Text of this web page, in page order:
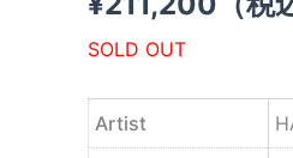
SOLD OUT
Artist